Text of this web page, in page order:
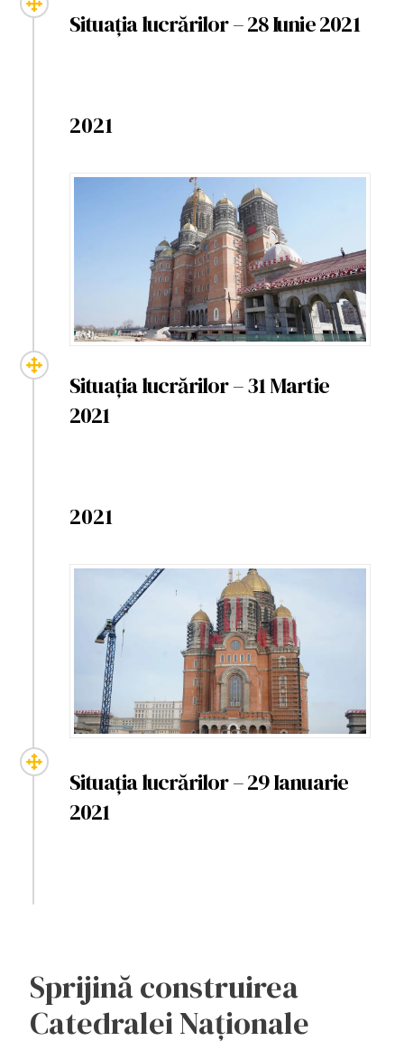
Situația lucrărilor – 28 Iunie 2021
2021
Situația lucrărilor – 31 Martie
2021
2021
Situația lucrărilor – 29 Ianuarie
2021
Sprijină construirea
Catedralei Naționale